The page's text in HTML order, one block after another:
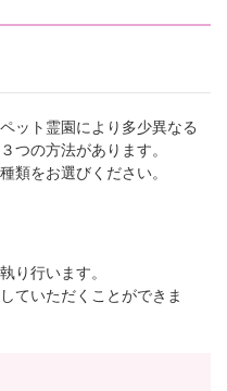
ット霊園により多少異なる
つの方法があります。
類をお選びください。
り行います。
ていただくことができま